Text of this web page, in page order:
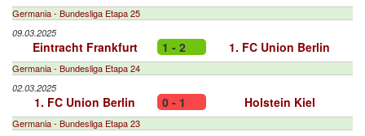
Germania - Bundesliga Etapa 25
09.03.2025
Eintracht Frankfurt 1 - 2 1. FC Union Berlin
Germania - Bundesliga Etapa 24
02.03.2025
1. FC Union Berlin 0 - 1 Holstein Kiel
Germania - Bundesliga Etapa 23